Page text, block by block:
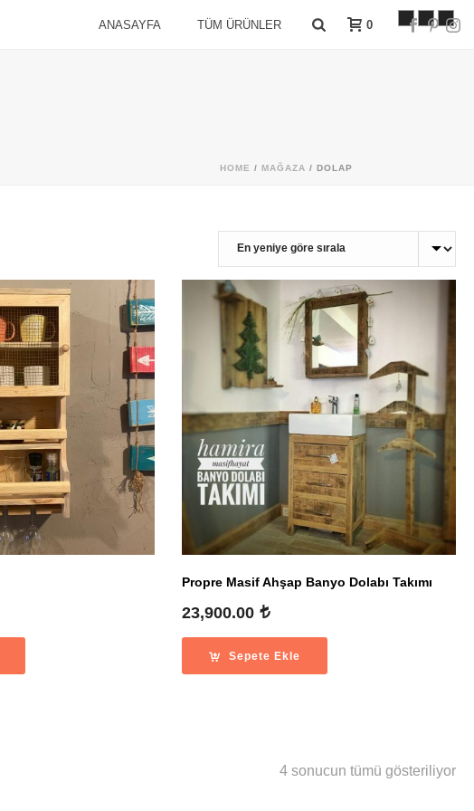
ANASAYFA TÜM ÜRÜNLER 0
HOME / MAĞAZA / DOLAP
Propre Masif Ahşap Banyo Dolabı Takımı
23,900.00
Sepete Ekle
4 sonucun tümü gösteriliyorEn